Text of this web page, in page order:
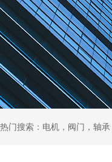
热门搜索：电机，阀门，轴